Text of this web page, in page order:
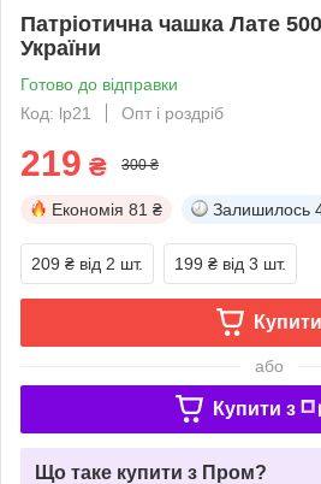
Патріотична чашка Лате
України
Готово до відправки
Код: lp21
Опт і роздріб
219 ₴ 300 ₴
Економія 81 ₴ Залишилось
209 ₴ від 2 шт. 199 ₴ від 3 шт.
Купити
або
Купити з
Що таке купити з Пром?